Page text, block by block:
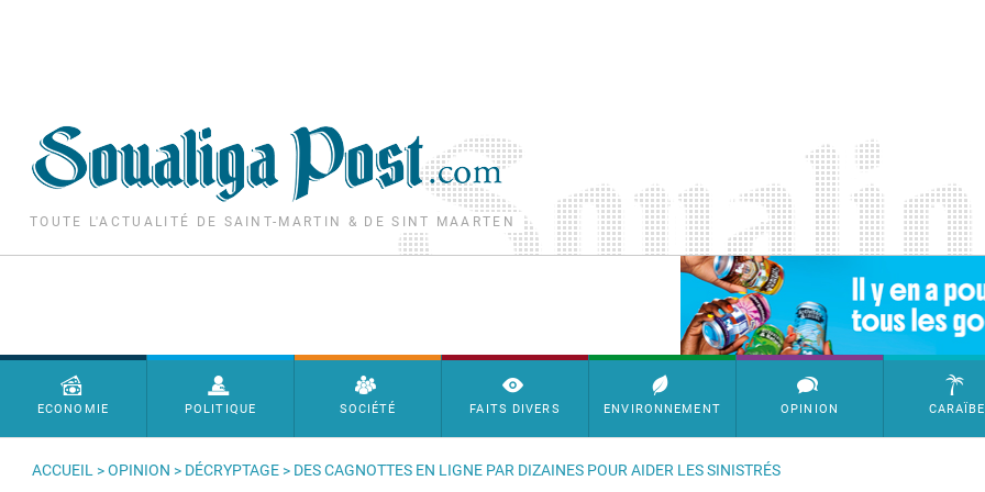
TOUTE L'ACTUALITÉ DE SAINT-MARTIN & DE SINT MAARTEN
SimpleAds Block Bannière
Menu principal
ECONOMIE POLITIQUE SOCIÉTÉ FAITS DIVERS ENVIRONNEMENT OPINION CARAÏBE
ACCUEIL >OPINION > DÉCRYPTAGE > DES CAGNOTTES EN LIGNE PAR DIZAINES POUR AIDER LES SINISTRÉS